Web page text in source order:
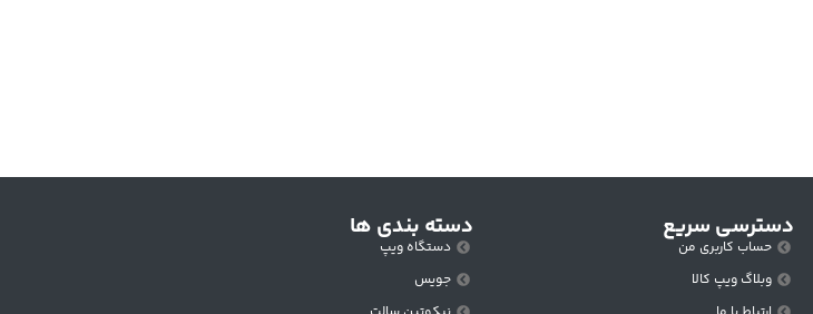
دسترسی سریع
حساب کاربری من
وبلاگ ویپ کالا
دسته بندی ها
دستگاه ویپ
جویس